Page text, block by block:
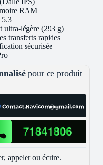
RAM
5.3
ultra-légère (293 g)
transferts rapides
sécurisée
pour ce produit
appeler ou écrire.